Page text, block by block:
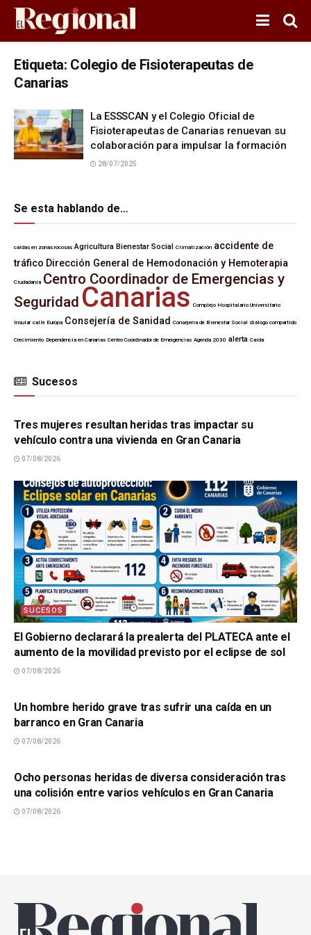
Etiqueta: Colegio de Fisioterapeutas de
Canarias
La ESSSCAN y el Colegio Oficial de
Fisioterapeutas de Canarias renuevan su
colaboración para impulsar la formación
28/07/2025
Se esta hablando de…
caídas en zonas rocosas Agricultura Bienestar Social Climatización accidente de
tráfico Dirección General de Hemodonación y Hemoterapia
Ciudadanía Centro Coordinador de Emergencias y
Seguridad Canarias Complejo Hospitalario Universitario
Insular calle Europa Consejería de Sanidad Consejería de Bienestar Social diálogo compartido
Crecimiento Dependencia en Canarias Centro Coordinador de Emergencias Agenda 2030 alerta Caída
Sucesos
SUCESOS
Tres mujeres resultan heridas tras impactar su
vehículo contra una vivienda en Gran Canaria
07/08/2026
SUCESOS
El Gobierno declarará la prealerta del PLATECA ante el
aumento de la movilidad previsto por el eclipse de sol
07/08/2026
Un hombre herido grave tras sufrir una caída en un
barranco en Gran Canaria
07/08/2026
Ocho personas heridas de diversa consideración tras
una colisión entre varios vehículos en Gran Canaria
07/08/2026